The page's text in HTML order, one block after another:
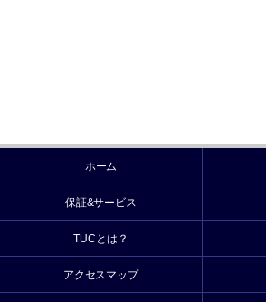
ホーム
保証&サービス
TUCとは？
アクセスマップ